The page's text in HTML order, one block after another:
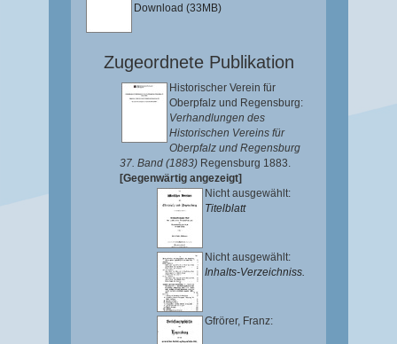
Download (33MB)
Zugeordnete Publikation
Historischer Verein für
Oberpfalz und Regensburg:
Verhandlungen des
Historischen Vereins für
Oberpfalz und Regensburg
37. Band (1883) Regensburg 1883.
[Gegenwärtig angezeigt]
Nicht ausgewählt:
Titelblatt
Nicht ausgewählt:
Inhalts-Verzeichniss.
Gfrörer, Franz: